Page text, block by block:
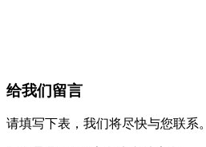
给我们留言
请填写下表，我们将尽快与您联系。